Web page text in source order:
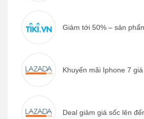
Giảm tới 50% – sản
Khuyến mãi Iphone 7
Deal giảm giá sốc lên